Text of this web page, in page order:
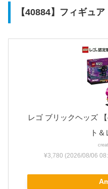
【40884】フィギュ
レゴ ブリックヘッズ
ト
¥3,780 (2026/08/06